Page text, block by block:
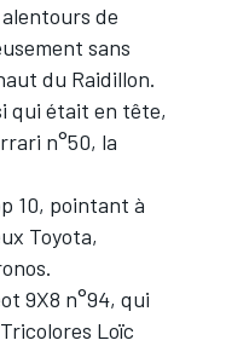
de
sans
du Raidillon.
qui était en tête,
n°50, la
10, pointant à
Toyota,
9X8 n°94, qui
Loïc